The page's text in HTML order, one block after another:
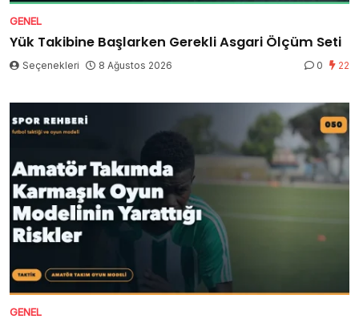
GENEL
Yük Takibine Başlarken Gerekli Asgari Ölçüm Seti
Seçenekleri 8 Ağustos 2026 0 22
GENEL